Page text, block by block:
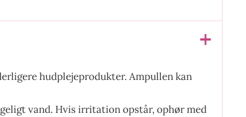
hudplejeprodukter. Ampullen kan
vand. Hvis irritation opstår, ophør med